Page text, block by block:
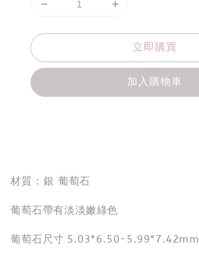
立即購買
加入購物車
材質 : 銀 葡萄石
葡萄石帶有淡淡嫩綠色
葡萄石尺寸 5.03*6.50-5.99*7.42mm